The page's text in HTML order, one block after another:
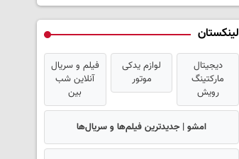
لینکستان
دیجیتال
مارکتینگ
رویش
لوازم یدکی
موتور
فیلم و سریال
آنلاین شب
بین
امشو | جدیدترین فیلم‌ها و سریال‌ها